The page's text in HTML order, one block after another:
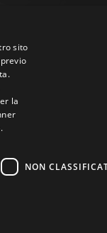
sito
la
NON